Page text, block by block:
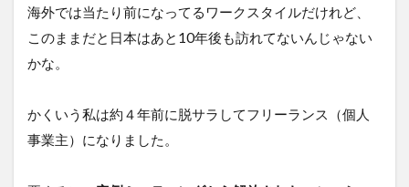
海外では当たり前になってるワークスタイルだけれど、
このままだと日本はあと10年後も訪れてないんじゃない
かな。
かくいう私は約４年前に脱サラしてフリーランス（個人
事業主）になりました。